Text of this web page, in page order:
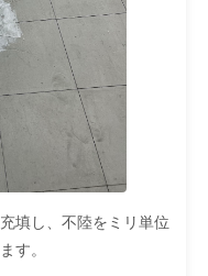
填し、不陸をミリ単位
す。